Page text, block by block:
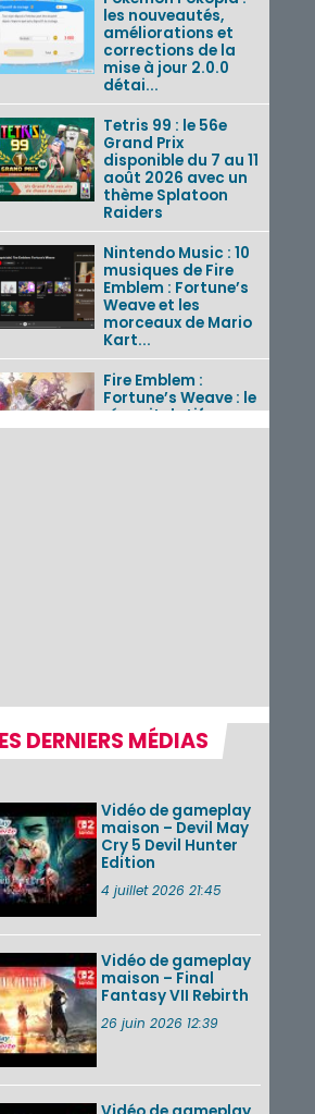
les nouveautés,
améliorations et
corrections de la
mise à jour 2.0.0
détai...
Tetris 99 : le 56e
Grand Prix
disponible du 7 au 11
août 2026 avec un
thème Splatoon
Raiders
Nintendo Music : 10
musiques de Fire
Emblem : Fortune’s
Weave et les
morceaux de Mario
Kart...
Fire Emblem :
Fortune’s Weave : le
récapitulatif
complet du Direct,
Les sorties eShop de
la semaine 31 de
2026 (Xenoblade
Edit...
Une édition
physique japonaise
de Stray Children
sur Nintendo Switch
décembre ...
Nintendo Music :
des musiques de
cinq jeux Virtual Boy
et de nouveaux
DERNIERS MÉDIAS
Vidéo de gameplay
maison – Devil May
Cry 5 Devil Hunter
Edition
4 juillet 2026 21:45
Vidéo de gameplay
maison – Final
Fantasy VII Rebirth
26 juin 2026 12:39